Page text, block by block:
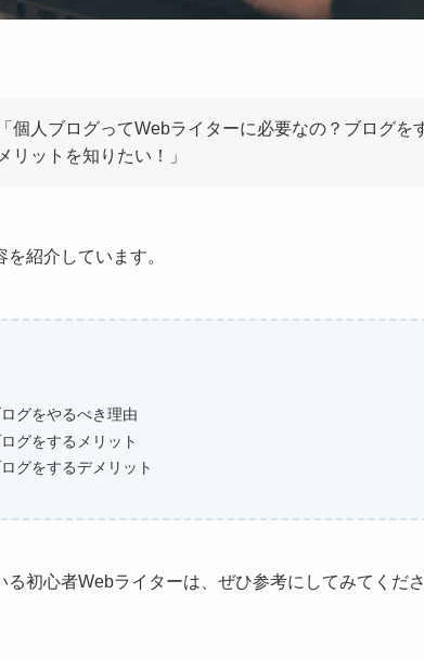
「個人ブログってWebライターに必要なの？ブログを
メリットを知りたい！」
紹介しています。
グをやるべき理由
グをするメリット
グをするデメリット
初心者Webライターは、ぜひ参考にしてみてくださ